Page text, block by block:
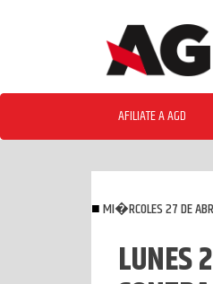
AFILIATE A AGD
MI�RCOLES 27 DE
LUNES